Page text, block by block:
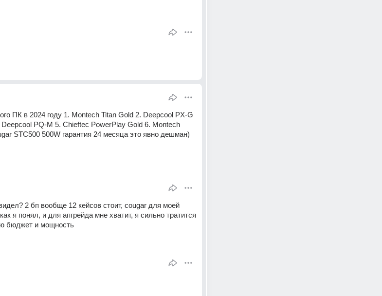
ПК в 2024 году 1. Montech Titan Gold 2. Deepcool PX-G
PQ-M 5. Chieftec PowerPlay Gold 6. Montech
STC500 500W гарантия 24 месяца это явно дешман)
2 бп вообще 12 кейсов стоит, cougar для моей
я понял, и для апгрейда мне хватит, я сильно тратится
бюджет и мощность